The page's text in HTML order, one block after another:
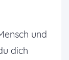
und
dich